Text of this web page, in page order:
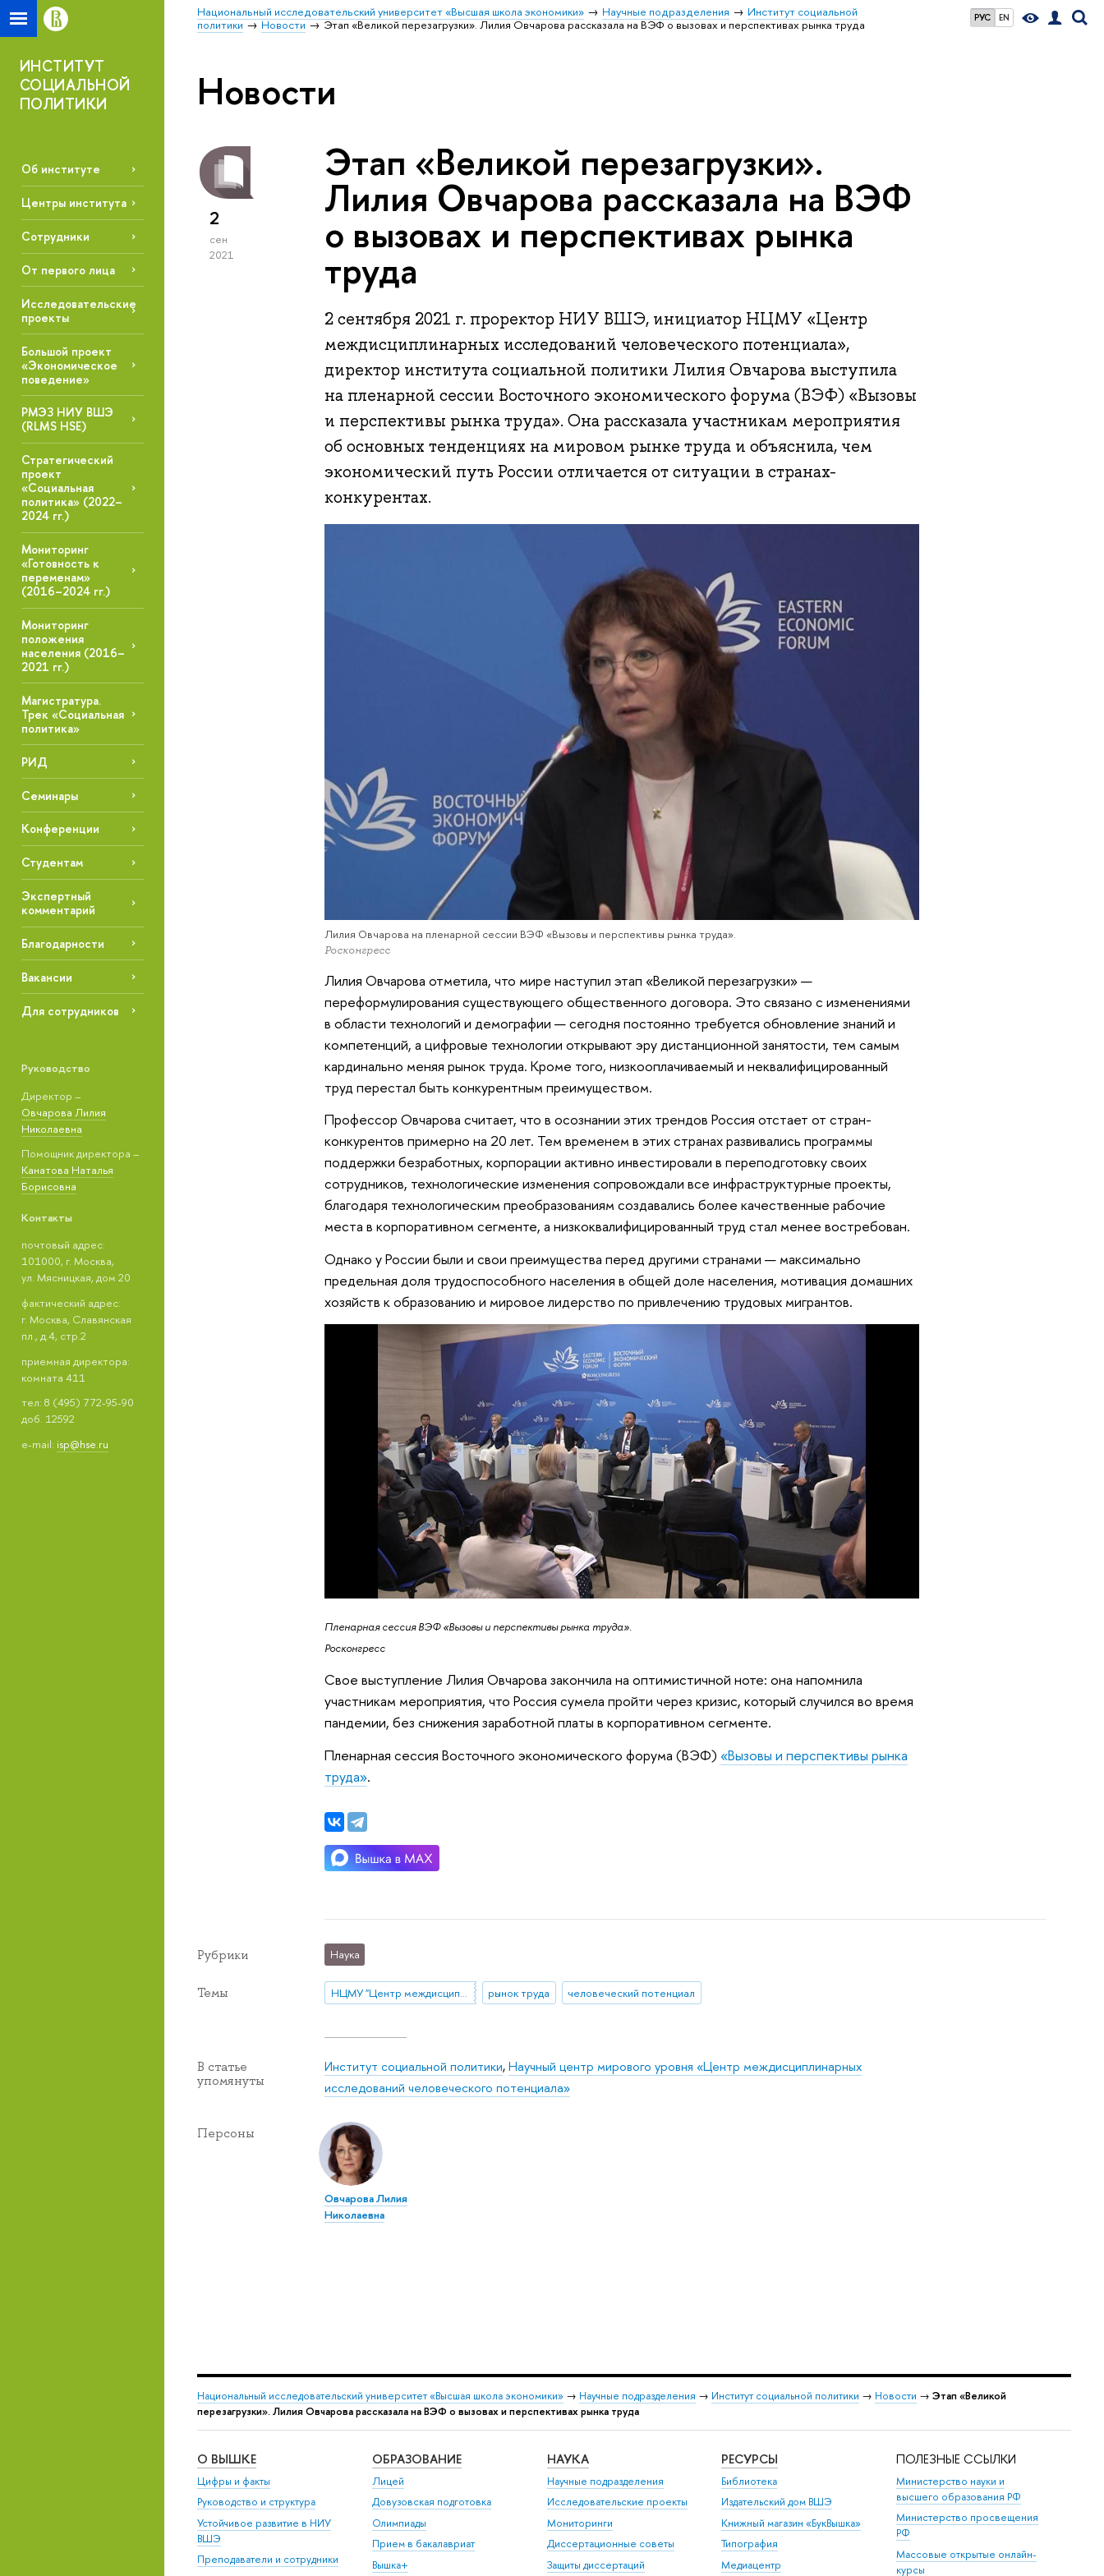
РУС EN
Национальный исследовательский университет «Высшая школа экономики» Научные подразделения
Институт социальной
политики
Новости Этап «Великой перезагрузки». Лилия Овчарова рассказала на ВЭФ о вызовах и перспективах рынка труда
ИНСТИТУТ
СОЦИАЛЬНОЙ
ПОЛИТИКИ
Об институте
Центры института
Сотрудники
От первого лица
Исследовательские
проекты
Большой проект
«Экономическое
поведение»
РМЭЗ НИУ ВШЭ
(RLMS HSE)
Стратегический
проект
«Социальная
политика» (2022–
2024 гг.)
Мониторинг
«Готовность к
переменам»
(2016–2024 гг.)
Мониторинг
положения
населения (2016–
2021 гг.)
Магистратура.
Трек «Социальная
политика»
РИД
Семинары
Конференции
Студентам
Экспертный
комментарий
Благодарности
Вакансии
Для сотрудников
Руководство
Директор –
Овчарова Лилия
Николаевна
Помощник директора –
Канатова Наталья
Борисовна
Контакты
почтовый адрес:
101000, г. Москва,
ул. Мясницкая, дом 20
фактический адрес:
г. Москва, Славянская
пл., д.4, стр.2
приемная директора:
комната 411
тел: 8 (495) 772-95-90
доб. 12592
e-mail: isp@hse.ru
Новости
2
сен
2021
Этап «Великой перезагрузки».
Лилия Овчарова рассказала на ВЭФ
о вызовах и перспективах рынка
труда
2 сентября 2021 г. проректор НИУ ВШЭ, инициатор НЦМУ «Центр
междисциплинарных исследований человеческого потенциала»,
директор института социальной политики Лилия Овчарова выступила
на пленарной сессии Восточного экономического форума (ВЭФ) «Вызовы
и перспективы рынка труда». Она рассказала участникам мероприятия
об основных тенденциях на мировом рынке труда и объяснила, чем
экономический путь России отличается от ситуации в странах-
конкурентах.
Лилия Овчарова на пленарной сессии ВЭФ «Вызовы и перспективы рынка труда».
Росконгресс
Лилия Овчарова отметила, что мире наступил этап «Великой перезагрузки» —
переформулирования существующего общественного договора. Это связано с изменениями
в области технологий и демографии — сегодня постоянно требуется обновление знаний и
компетенций, а цифровые технологии открывают эру дистанционной занятости, тем самым
кардинально меняя рынок труда. Кроме того, низкооплачиваемый и неквалифицированный
труд перестал быть конкурентным преимуществом.
Профессор Овчарова считает, что в осознании этих трендов Россия отстает от стран-
конкурентов примерно на 20 лет. Тем временем в этих странах развивались программы
поддержки безработных, корпорации активно инвестировали в переподготовку своих
сотрудников, технологические изменения сопровождали все инфраструктурные проекты,
благодаря технологическим преобразованиям создавались более качественные рабочие
места в корпоративном сегменте, а низкоквалифицированный труд стал менее востребован.
Однако у России были и свои преимущества перед другими странами — максимально
предельная доля трудоспособного населения в общей доле населения, мотивация домашних
хозяйств к образованию и мировое лидерство по привлечению трудовых мигрантов.
Пленарная сессия ВЭФ «Вызовы и перспективы рынка труда».
Росконгресс
Свое выступление Лилия Овчарова закончила на оптимистичной ноте: она напомнила
участникам мероприятия, что Россия сумела пройти через кризис, который случился во время
пандемии, без снижения заработной платы в корпоративном сегменте.
Пленарная сессия Восточного экономического форума (ВЭФ) «Вызовы и перспективы рынка
труда».
Рубрики Наука
Темы НЦМУ "Центр междисциплинарных исследований человеческого потенциала" рынок труда человеческий потенциал
В статье
упомянуты
Институт социальной политики,Научный центр мирового уровня «Центр междисциплинарных
исследований человеческого потенциала»
Персоны
Овчарова Лилия
Николаевна
Национальный исследовательский университет «Высшая школа экономики» → Научные подразделения → Институт социальной политики → Новости → Этап «Великой
перезагрузки». Лилия Овчарова рассказала на ВЭФ о вызовах и перспективах рынка труда
О ВЫШКЕ
Цифры и факты
Руководство и структура
Устойчивое развитие в НИУ
ВШЭ
Преподаватели и сотрудники
ОБРАЗОВАНИЕ
Лицей
Довузовская подготовка
Олимпиады
Прием в бакалавриат
Вышка+
НАУКА
Научные подразделения
Исследовательские проекты
Мониторинги
Диссертационные советы
Защиты диссертаций
РЕСУРСЫ
Библиотека
Издательский дом ВШЭ
Книжный магазин «БукВышка»
Типография
Медиацентр
ПОЛЕЗНЫЕ ССЫЛКИ
Министерство науки и
высшего образования РФ
Министерство просвещения
РФ
Массовые открытые онлайн-
курсы